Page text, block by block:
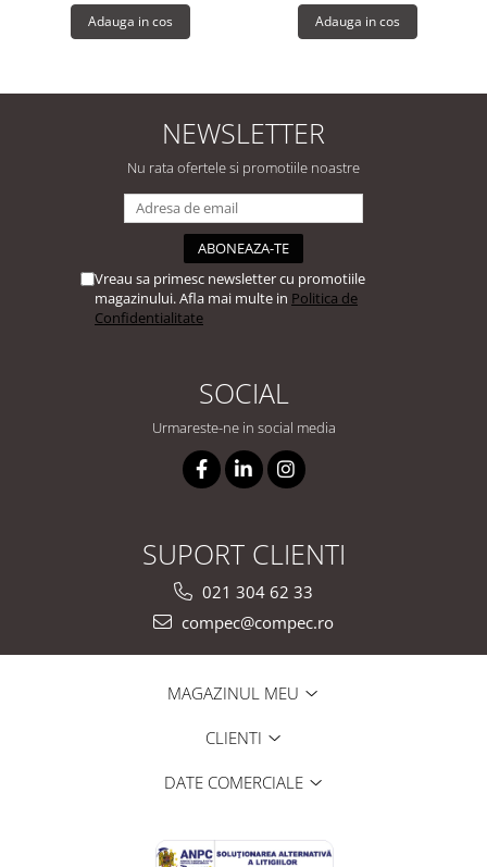
Adauga in cos Adauga in cos
NEWSLETTER
Nu rata ofertele si promotiile noastre
Vreau sa primesc newsletter cu promotiile
magazinului. Afla mai multe in Politica de
Confidentialitate
SOCIAL
Urmareste-ne in social media
SUPORT CLIENTI
021 304 62 33
compec@compec.ro
MAGAZINUL MEU
CLIENTI
DATE COMERCIALE